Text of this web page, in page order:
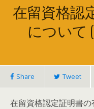
在留資格認
について
Share Tweet
在留資格認定証明書